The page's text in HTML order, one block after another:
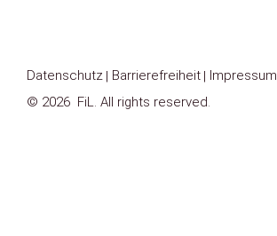
Datenschutz Barrierefreiheit
Impressum
© 2026 FiL. All rights reserved.